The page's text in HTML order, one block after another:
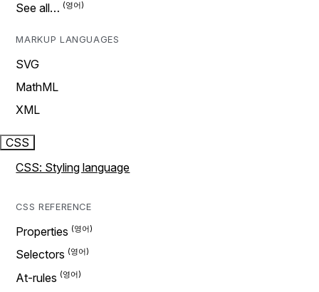
See all…
MARKUP LANGUAGES
SVG
MathML
XML
CSS
CSS: Styling language
CSS REFERENCE
Properties
Selectors
At-rules